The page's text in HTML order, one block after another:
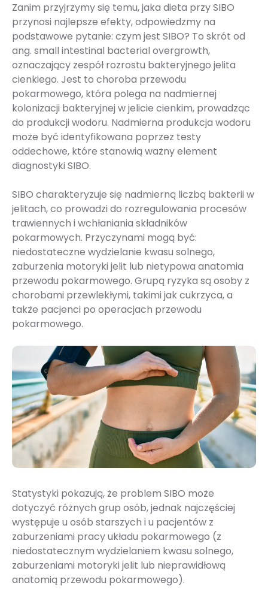
Zanim przyjrzymy się temu, jaka dieta przy SIBO
przynosi najlepsze efekty, odpowiedzmy na
podstawowe pytanie: czym jest SIBO? To skrót od
ang. small intestinal bacterial overgrowth,
oznaczający zespół rozrostu bakteryjnego jelita
cienkiego. Jest to choroba przewodu
pokarmowego, która polega na nadmiernej
kolonizacji bakteryjnej w jelicie cienkim, prowadząc
do produkcji wodoru. Nadmierna produkcja wodoru
może być identyfikowana poprzez testy
oddechowe, które stanowią ważny element
diagnostyki SIBO.
SIBO charakteryzuje się nadmierną liczbą bakterii w
jelitach, co prowadzi do rozregulowania procesów
trawiennych i wchłaniania składników
pokarmowych. Przyczynami mogą być:
niedostateczne wydzielanie kwasu solnego,
zaburzenia motoryki jelit lub nietypowa anatomia
przewodu pokarmowego. Grupą ryzyka są osoby z
chorobami przewlekłymi, takimi jak cukrzyca, a
także pacjenci po operacjach przewodu
pokarmowego.
Statystyki pokazują, że problem SIBO może
dotyczyć różnych grup osób, jednak najczęściej
występuje u osób starszych i u pacjentów z
zaburzeniami pracy układu pokarmowego (z
niedostatecznym wydzielaniem kwasu solnego,
zaburzeniami motoryki jelit lub nieprawidłową
anatomią przewodu pokarmowego).